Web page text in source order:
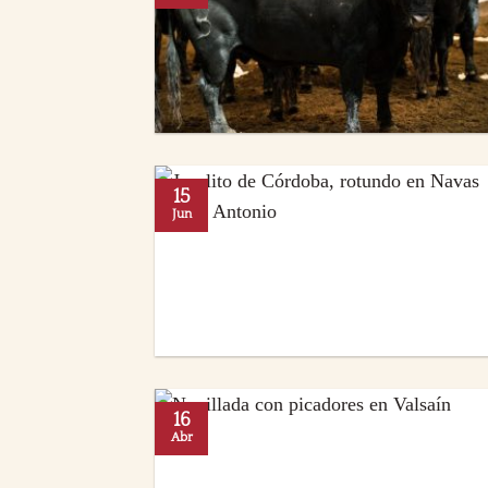
15
Jun
16
Abr